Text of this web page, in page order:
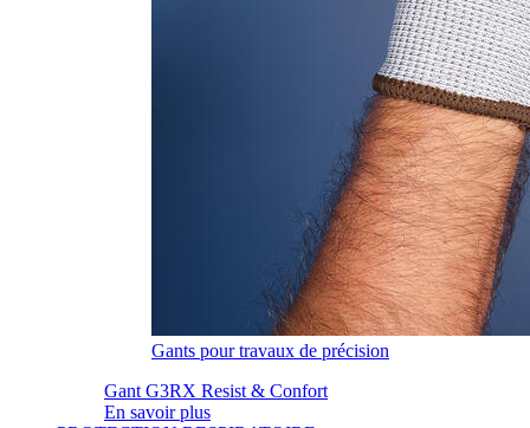
Gants pour travaux de précision
Gant G3RX Resist & Confort
En savoir plus